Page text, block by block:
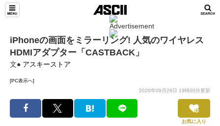
iPhoneの画面をミラーリング! 人気のワイヤレス
HDMIアダプター「CASTBACK」
文● アスキーストア
[PC表示へ]
2020年09月28日 19時00分更新
お気に入り